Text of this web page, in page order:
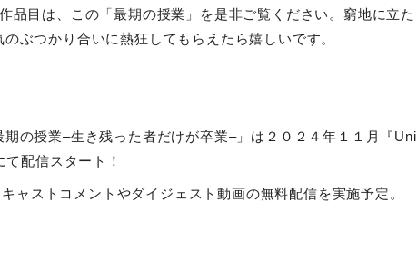
品目は、この「最期の授業」を是非ご覧ください。窮地に立た
ぶつかり合いに熱狂してもらえたら嬉しいです。
期の授業–生き残った者だけが卒業–」は２０２４年１１月『Uni
て配信スタート！
キャストコメントやダイジェスト動画の無料配信を実施予定。